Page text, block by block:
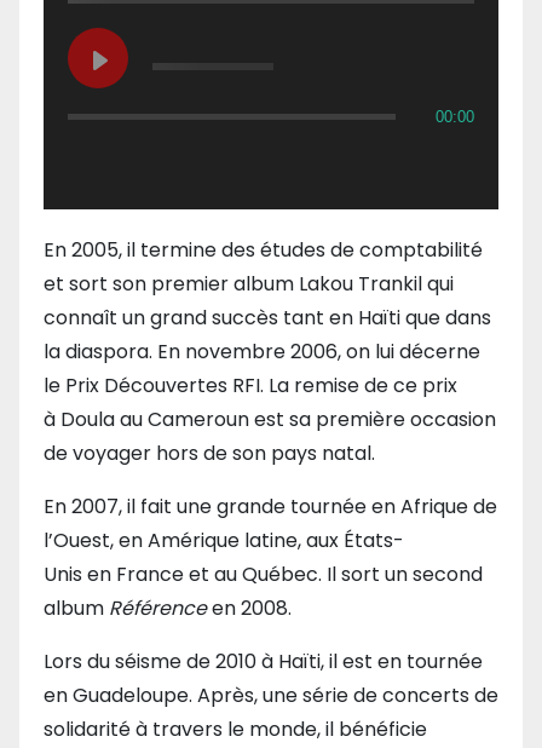
00:00
En 2005, il termine des études de comptabilité
et sort son premier album Lakou Trankil qui
connaît un grand succès tant en Haïti que dans
la diaspora. En novembre 2006, on lui décerne
le Prix Découvertes RFI. La remise de ce prix
à Doula au Cameroun est sa première occasion
de voyager hors de son pays natal.
En 2007, il fait une grande tournée en Afrique de
l’Ouest, en Amérique latine, aux États-
Unis en France et au Québec. Il sort un second
album Référenceen 2008.
Lors du séisme de 2010 à Haïti, il est en tournée
en Guadeloupe. Après, une série de concerts de
solidarité à travers le monde, il bénéficie